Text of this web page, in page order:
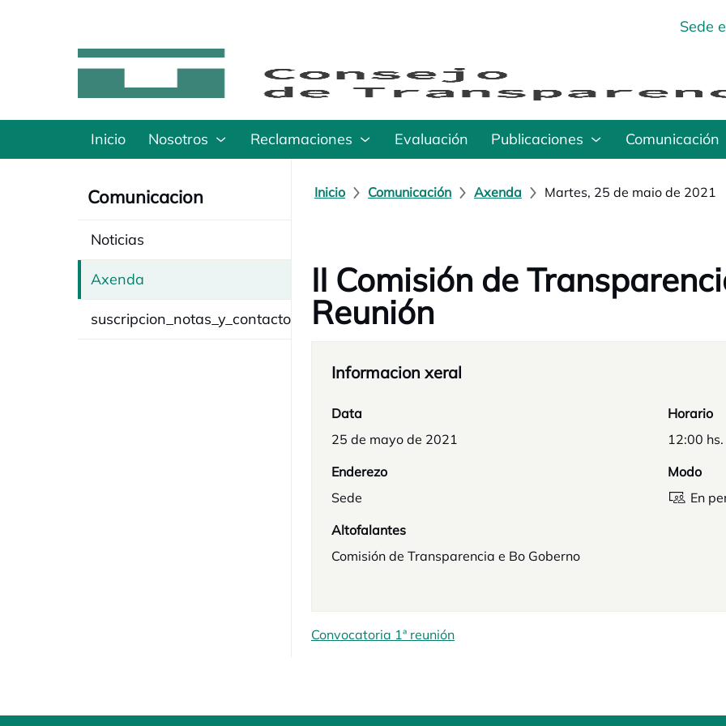
Sede
Inicio Nosotros Reclamaciones Evaluación Publicaciones Comunicación
Comunicacion
Noticias
Axenda
suscripcion_notas_y_contacto
Inicio Comunicación Axenda Martes, 25 de maio de 2021
II Comisión de
Reunión
Informacion xeral
Data
25 de mayo de 2021
Horario
12:00 hs.
Enderezo
Sede
Modo
En
Altofalantes
Comisión de Transparencia e Bo Goberno
Convocatoria 1ª reunión